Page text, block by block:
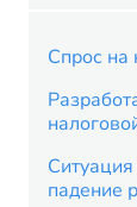
Спрос на
падение